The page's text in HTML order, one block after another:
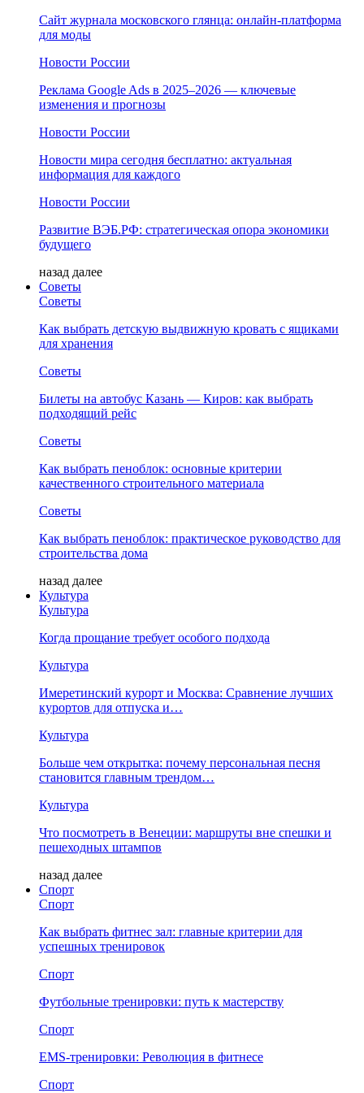
Сайт журнала московского глянца: онлайн‑платформа
для моды
Новости России
Реклама Google Ads в 2025–2026 — ключевые
изменения и прогнозы
Новости России
Новости мира сегодня бесплатно: актуальная
информация для каждого
Новости России
Развитие ВЭБ.РФ: стратегическая опора экономики
будущего
назад далее
Советы
Советы
Как выбрать детскую выдвижную кровать с ящиками
для хранения
Советы
Билеты на автобус Казань — Киров: как выбрать
подходящий рейс
Советы
Как выбрать пеноблок: основные критерии
качественного строительного материала
Советы
Как выбрать пеноблок: практическое руководство для
строительства дома
назад далее
Культура
Культура
Когда прощание требует особого подхода
Культура
Имеретинский курорт и Москва: Сравнение лучших
курортов для отпуска и…
Культура
Больше чем открытка: почему персональная песня
становится главным трендом…
Культура
Что посмотреть в Венеции: маршруты вне спешки и
пешеходных штампов
назад далее
Спорт
Спорт
Как выбрать фитнес зал: главные критерии для
успешных тренировок
Спорт
Футбольные тренировки: путь к мастерству
Спорт
EMS-тренировки: Революция в фитнесе
Спорт